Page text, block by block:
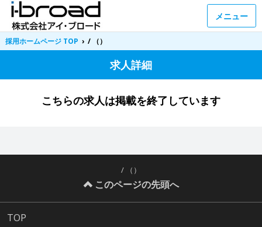
メニュー
採用ホームページ TOP › / （）
求人詳細
こちらの求人は掲載を終了しています
/ （）
このページの先頭へ
TOP